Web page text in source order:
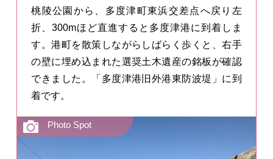
桃陵公園から、多度津町東浜交差点へ戻り左
折、300mほど直進すると多度津港に到着しま
す。港町を散策しながらしばらく歩くと、右手
の壁に埋め込まれた選奨土木遺産の銘板が確認
できました。「多度津港旧外港東防波堤」に到
着です。